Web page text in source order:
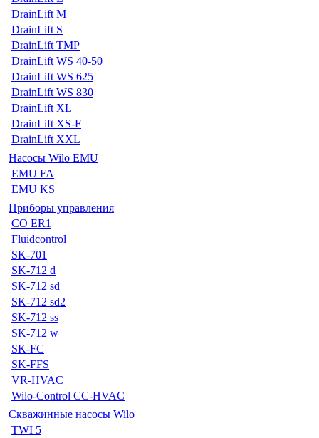
DrainLift M
DrainLift S
DrainLift TMP
DrainLift WS 40-50
DrainLift WS 625
DrainLift WS 830
DrainLift XL
DrainLift XS-F
DrainLift XXL
Насосы Wilo EMU
EMU FA
EMU KS
Приборы управления
CO ER1
Fluidcontrol
SK-701
SK-712 d
SK-712 sd
SK-712 sd2
SK-712 ss
SK-712 w
SK-FC
SK-FFS
VR-HVAC
Wilo-Control CC-HVAC
Скважинные насосы Wilo
TWI 5